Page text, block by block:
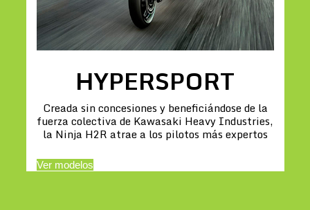
HYPERSPORT
Creada sin concesiones y beneficiándose de la
fuerza colectiva de Kawasaki Heavy Industries,
la Ninja H2R atrae a los pilotos más expertos
Ver modelos